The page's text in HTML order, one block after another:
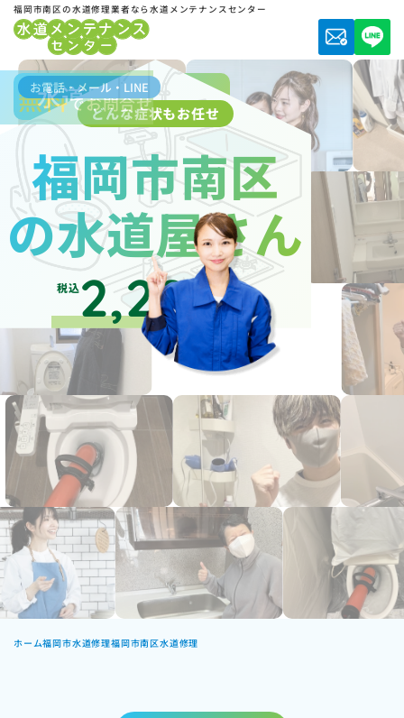
福岡市南区の水道修理業者なら水道メンテナンスセンター
水道局指定業者
どんな症状もお任せ
福岡市南区
の水道屋さん
税込2,200円～
ホーム福岡市水道修理福岡市南区水道修理
お電話・メール・LINE
無料でお問合せ